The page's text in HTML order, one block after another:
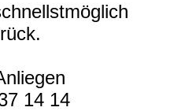
14 14